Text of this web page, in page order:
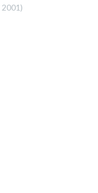
2001)